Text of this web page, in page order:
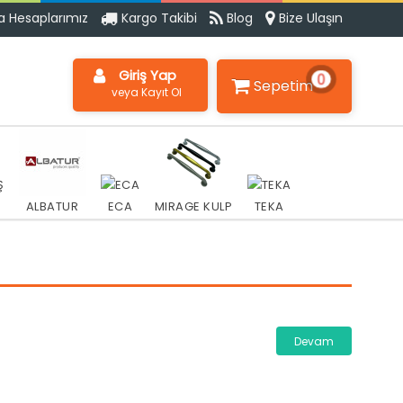
Hesaplarımız Kargo Takibi Blog Bize Ulaşın
Giriş Yap
veya Kayıt Ol Sepetim0
ALBATUR ECA MIRAGE KULP TEKA
Devam